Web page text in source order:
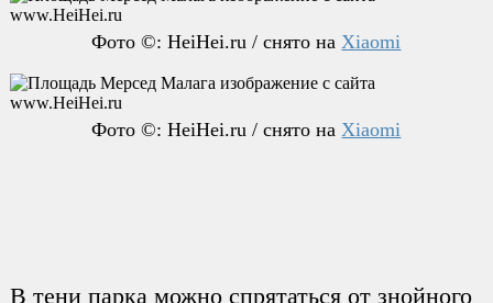
Фото ©: HeiHei.ru / снято на Xiaomi
Фото ©: HeiHei.ru / снято на Xiaomi
В тени парка можно спрятаться от знойного